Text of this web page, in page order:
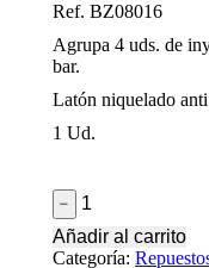
Ref. BZ08016
Agrupa 4 uds. de
bar.
Latón niquelado
1 Ud.
Conector
para
4
inyectores
﹣
Añadir al carrito
Categoría: